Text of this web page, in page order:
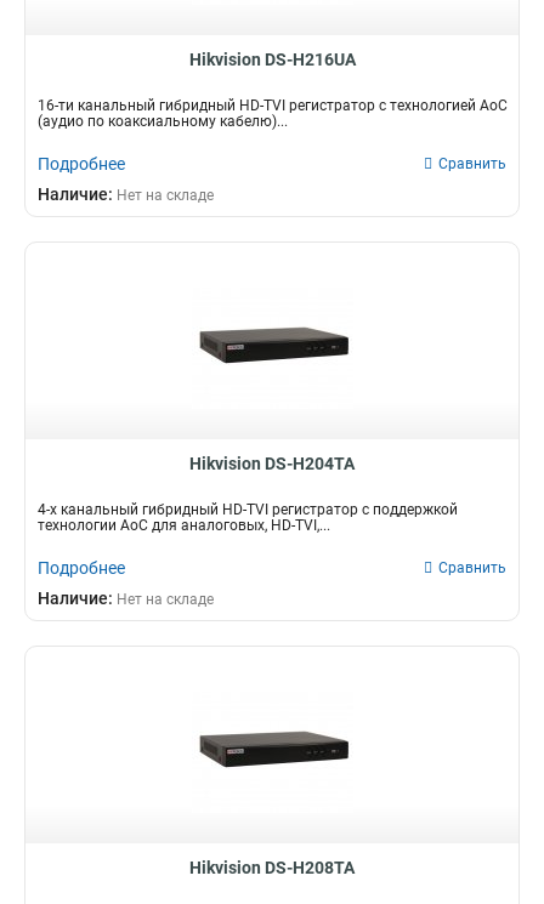
Hikvision DS-H216UA
16-ти канальный гибридный HD-TVI регистратор c технологией AoC
(аудио по коаксиальному кабелю)...
Подробнее Сравнить
Наличие: Нет на складе
Hikvision DS-H204TA
4-х канальный гибридный HD-TVI регистратор с поддержкой
технологии AoC для аналоговых, HD-TVI,...
Подробнее Сравнить
Наличие: Нет на складе
Hikvision DS-H208TA